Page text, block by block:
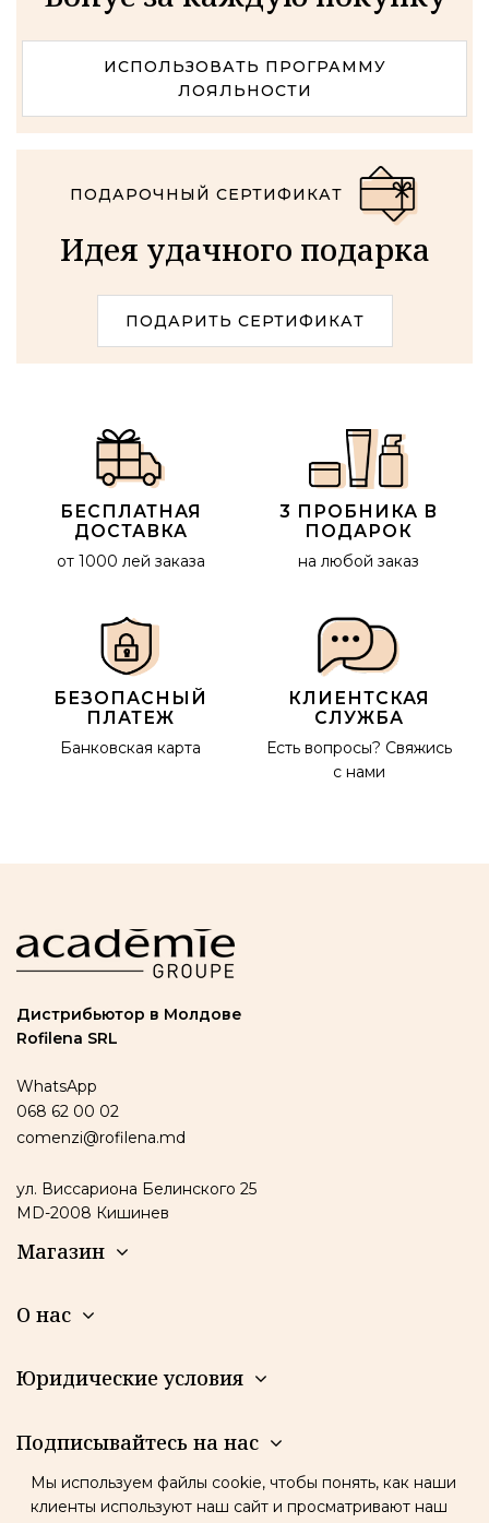
ИСПОЛЬЗОВАТЬ ПРОГРАММУ
ЛОЯЛЬНОСТИ
ПОДАРОЧНЫЙ СЕРТИФИКАТ
Идея удачного подарка
ПОДАРИТЬ СЕРТИФИКАТ
БЕСПЛАТНАЯ
ДОСТАВКА
от 1000 лей заказа
3 ПРОБНИКА В
ПОДАРОК
на любой заказ
БЕЗОПАСНЫЙ
ПЛАТЕЖ
Банковская карта
КЛИЕНТСКАЯ
СЛУЖБА
Есть вопросы? Свяжись
с нами
Магазин
О нас
Юридические условия
068 62 00 02
comenzi@rofilena.md
ул. Виссариона Белинского 25
MD-2008 Кишинев
Дистрибьютор в Молдове
Rofilena SRL
WhatsApp
Подписывайтесь на нас
Новостная рассылка
Мы используем файлы cookie, чтобы понять, как наши
клиенты используют наш сайт и просматривают наш